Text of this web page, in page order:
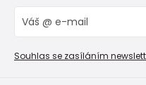
Vrácení zboží a
Reklamační řád
Blog
Velkoobchod PiDiLiDi
Affiliate program
Souhlas se zasíláním